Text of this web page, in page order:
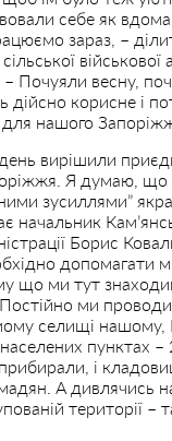
себе як
зараз, –
військової
– Почуяли весну,
корисне і
нашого
вирішили
Я думаю, що
зусиллями”
начальник
Борис
допомагати
що ми тут
ми
селищі нашому,
пунктах –
і
А дивлячись
території –